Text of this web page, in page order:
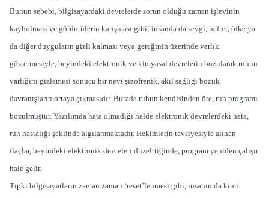
Bunun sebebi, bilgisayardaki devrelerde sorun olduğu zaman işlevinin
kaybolması ve görüntülerin karışması gibi; insanda da sevgi, nefret, öfke ya
da diğer duyguların gizli kalması veya gereğinin üzerinde varlık
göstermesiyle, beyindeki elektronik ve kimyasal devrelerin bozularak ruhun
varlığını gizlemesi sonucu bir nevi şizofrenik, akıl sağlığı bozuk
davranışların ortaya çıkmasıdır. Burada ruhun kendisinden öte, ruh programı
bozulmuştur. Yazılımda hata olmadığı halde elektronik devrelerdeki hata,
ruh hastalığı şeklinde algılanmaktadır. Hekimlerin tavsiyesiyle alınan
ilaçlar, beyindeki elektronik devreleri düzelttiğinde, program yeniden çalışır
hale gelir.
Tıpkı bilgisayarların zaman zaman ‘reset’lenmesi gibi, insanın da kimi